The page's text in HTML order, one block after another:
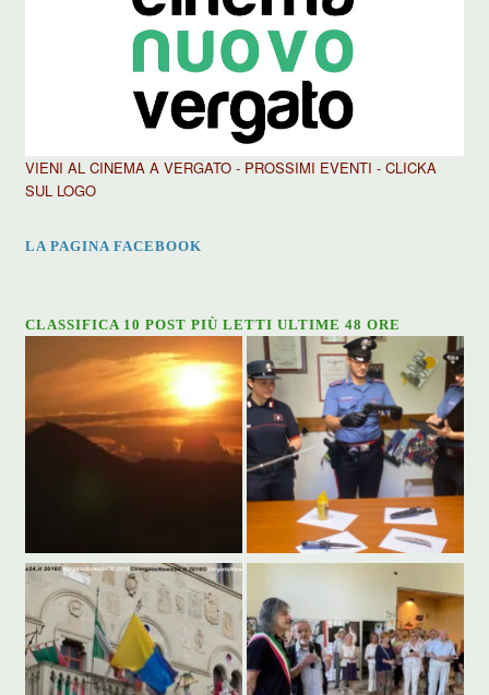
VIENI AL CINEMA A VERGATO - PROSSIMI EVENTI - CLICKA
SUL LOGO
LA PAGINA FACEBOOK
CLASSIFICA 10 POST PIÙ LETTI ULTIME 48 ORE